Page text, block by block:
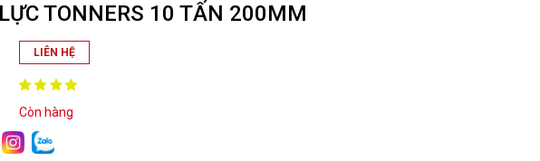
TONNERS 10 TẤN 200MM
LIÊN HỆ
Còn hàng